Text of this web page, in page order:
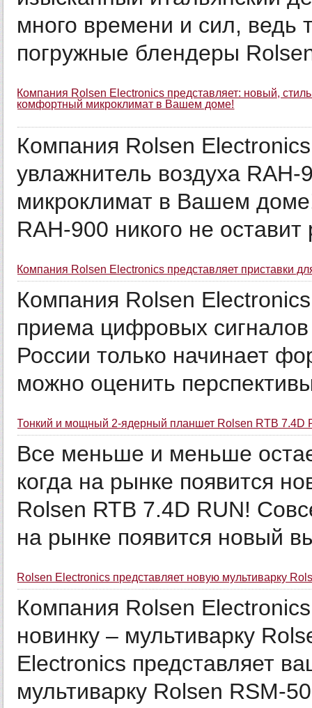
много времени и сил, ведь
погружные блендеры
Компания Rolsen Electronics представляет: новый,
комфортный микроклимат в Вашем доме!
Компания Rolsen
увлажнитель воздуха
микроклимат в Вашем
RAH-900 никого не
Компания Rolsen Electronics представляет приставки
Компания Rolsen
приема цифровых
России только начинает
можно оценить
Тонкий и мощный 2-ядерный планшет Rolsen RTB 7.4D
Все меньше и меньше
когда на рынке появится
Rolsen RTB 7.4D RUN!
на рынке появится новый
Rolsen Electronics представляет новую мультиварку
Компания Rolsen
новинку – мультиварку
Electronics представляет
мультиварку Rolsen RSM-